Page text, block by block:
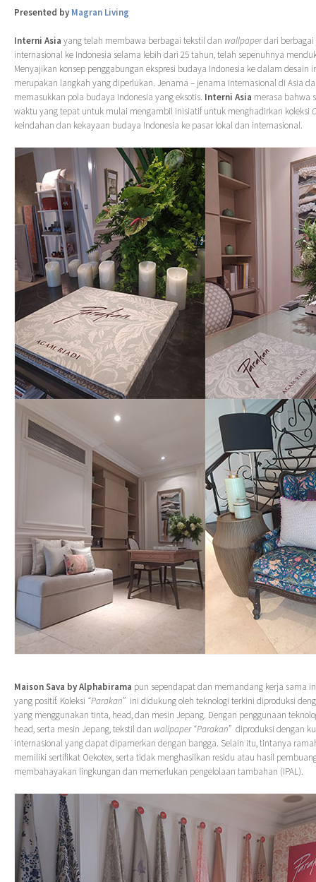
Presented by Magran Living
Interni Asia yang telah membawa berbagai tekstil dan wallpaperdari
internasional ke Indonesia selama lebih dari 25 tahun, telah sepenuhnya
Menyajikan konsep penggabungan ekspresi budaya Indonesia ke dalam desain
merupakan langkah yang diperlukan. Jenama – jenama internasional di Asia
memasukkan pola budaya Indonesia yang eksotis. Interni Asia merasa bahwa
waktu yang tepat untuk mulai mengambil inisiatif untuk menghadirkan koleksi C
keindahan dan kekayaan budaya Indonesia ke pasar lokal dan internasional.
Maison Sava by Alphabirama pun sependapat dan memandang kerja sama
yang positif. Koleksi “Parakan” ini didukung oleh teknologi terkini diproduksi
yang menggunakan tinta, head, dan mesin Jepang. Dengan penggunaan
head, serta mesin Jepang, tekstil dan wallpaper “Parakan” diproduksi dengan
internasional yang dapat dipamerkan dengan bangga. Selain itu, tintanya
memiliki sertifikat Oekotex, serta tidak menghasilkan residu atau hasil
membahayakan lingkungan dan memerlukan pengelolaan tambahan (IPAL).